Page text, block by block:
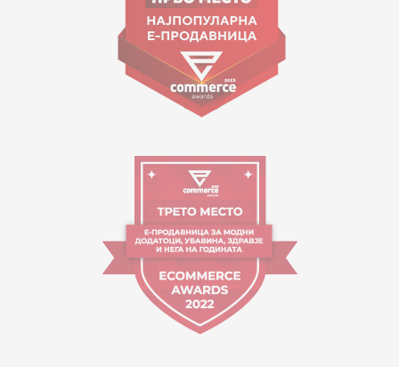
Работно време:
09:00 до 17:00